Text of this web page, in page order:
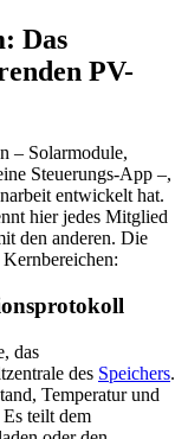
Das
PV-
– Solarmodule,
Steuerungs-App –,
entwickelt hat.
hier jedes Mitglied
den anderen. Die
das
des Speichers.
Temperatur und
teilt dem